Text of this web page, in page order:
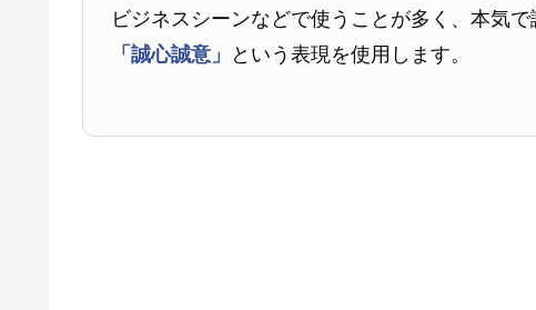
ビジネスシーンなどで使うことが多く、本気
「誠心誠意」
という表現を使用します。